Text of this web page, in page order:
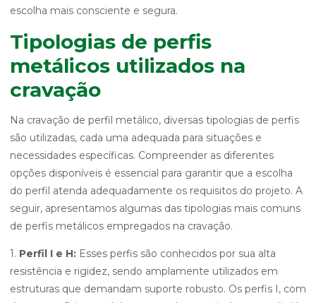
escolha mais consciente e segura.
Tipologias de perfis
metálicos utilizados na
cravação
Na cravação de perfil metálico, diversas tipologias de perfis
são utilizadas, cada uma adequada para situações e
necessidades específicas. Compreender as diferentes
opções disponíveis é essencial para garantir que a escolha
do perfil atenda adequadamente os requisitos do projeto. A
seguir, apresentamos algumas das tipologias mais comuns
de perfis metálicos empregados na cravação.
1. Perfil I e H: Esses perfis são conhecidos por sua alta
resistência e rigidez, sendo amplamente utilizados em
estruturas que demandam suporte robusto. Os perfis I, com